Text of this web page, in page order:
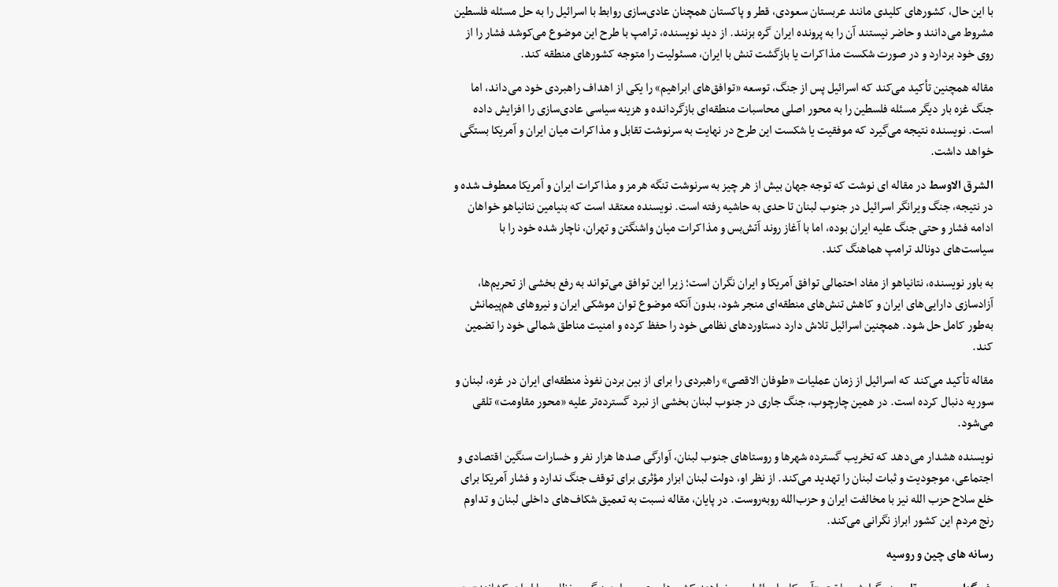
با این حال، کشورهای کلیدی مانند عربستان سعودی، قطر و پاکستان همچنان عادی‌سازی روابط با اسرائیل را به حل مسئله فلسطین
مشروط می‌دانند و حاضر نیستند آن را به پرونده ایران گره بزنند. از دید نویسنده، ترامپ با طرح این موضوع می‌کوشد فشار را از
روی خود بردارد و در صورت شکست مذاکرات یا بازگشت تنش با ایران، مسئولیت را متوجه کشورهای منطقه کند.
مقاله همچنین تأکید می‌کند که اسرائیل پس از جنگ، توسعه «توافق‌های ابراهیم» را یکی از اهداف راهبردی خود می‌داند، اما
جنگ غزه بار دیگر مسئله فلسطین را به محور اصلی محاسبات منطقه‌ای بازگردانده و هزینه سیاسی عادی‌سازی را افزایش داده
است. نویسنده نتیجه می‌گیرد که موفقیت یا شکست این طرح در نهایت به سرنوشت تقابل و مذاکرات میان ایران و آمریکا بستگی
خواهد داشت.
الشرق الاوسطدر مقاله ای نوشت که توجه جهان بیش از هر چیز به سرنوشت تنگه هرمز و مذاکرات ایران و آمریکا معطوف شده و
در نتیجه، جنگ ویرانگر اسرائیل در جنوب لبنان تا حدی به حاشیه رفته است. نویسنده معتقد است که بنیامین نتانیاهو خواهان
ادامه فشار و حتی جنگ علیه ایران بوده، اما با آغاز روند آتش‌بس و مذاکرات میان واشنگتن و تهران، ناچار شده خود را با
سیاست‌های دونالد ترامپ هماهنگ کند.
به باور نویسنده، نتانیاهو از مفاد احتمالی توافق آمریکا و ایران نگران است؛ زیرا این توافق می‌تواند به رفع بخشی از تحریم‌ها،
آزادسازی دارایی‌های ایران و کاهش تنش‌های منطقه‌ای منجر شود، بدون آنکه موضوع توان موشکی ایران و نیروهای هم‌پیمانش
به‌طور کامل حل شود. همچنین اسرائیل تلاش دارد دستاوردهای نظامی خود را حفظ کرده و امنیت مناطق شمالی خود را تضمین
کند.
مقاله تأکید می‌کند که اسرائیل از زمان عملیات «طوفان الاقصی» راهبردی را برای از بین بردن نفوذ منطقه‌ای ایران در غزه، لبنان و
سوریه دنبال کرده است. در همین چارچوب، جنگ جاری در جنوب لبنان بخشی از نبرد گسترده‌تر علیه «محور مقاومت» تلقی
می‌شود.
نویسنده هشدار می‌دهد که تخریب گسترده شهرها و روستاهای جنوب لبنان، آوارگی صدها هزار نفر و خسارات سنگین اقتصادی و
اجتماعی، موجودیت و ثبات لبنان را تهدید می‌کند. از نظر او، دولت لبنان ابزار مؤثری برای توقف جنگ ندارد و فشار آمریکا برای
خلع سلاح حزب الله نیز با مخالفت ایران و حزب‌الله روبه‌روست. در پایان، مقاله نسبت به تعمیق شکاف‌های داخلی لبنان و تداوم
رنج مردم این کشور ابراز نگرانی می‌کند.
رسانه های چین و روسیه